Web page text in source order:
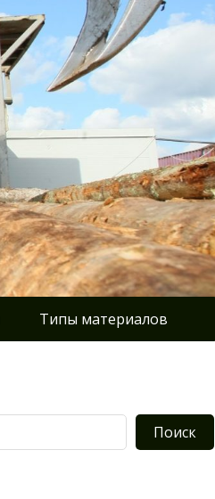
Типы материалов
Поиск